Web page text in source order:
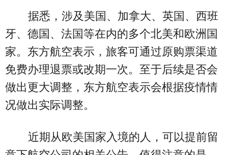
据悉，涉及美国、加拿大、英国、西班
牙、德国、法国等在内的多个北美和欧洲国
家。东方航空表示，旅客可通过原购票渠道
免费办理退票或改期一次。至于后续是否会
做出更大调整，东方航空表示会根据疫情情
况做出实际调整。
近期从欧美国家入境的人，可以提前留